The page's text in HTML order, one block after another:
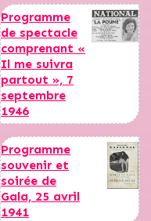
Programme
de spectacle
comprenant «
Il me suivra
partout », 7
septembre
1946
Programme
souvenir et
soirée de
Gala, 25 avril
1941